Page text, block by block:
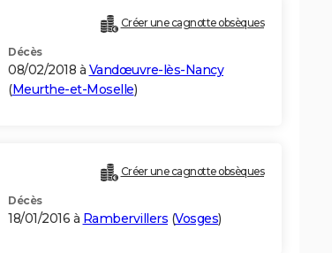
Créer une cagnotte obsèques
Décès
08/02/2018 à Vandœuvre-lès-Nancy
(Meurthe-et-Moselle)
Créer une cagnotte obsèques
Décès
18/01/2016 à Rambervillers (Vosges)